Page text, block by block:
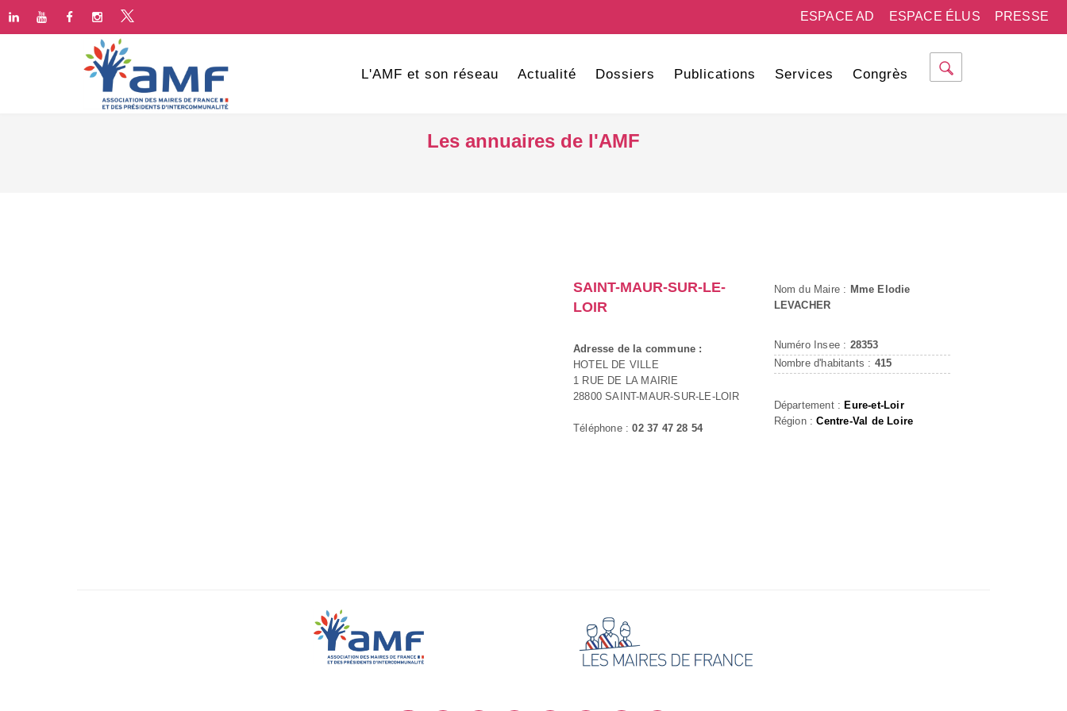
PRESSE
ESPACE ÉLUS
ESPACE AD
L'AMF et son réseau Actualité Dossiers Publications Services Congrès
Les annuaires de l'AMF
SAINT-MAUR-SUR-LE-
LOIR
Adresse de la commune :
HOTEL DE VILLE
1 RUE DE LA MAIRIE
28800 SAINT-MAUR-SUR-LE-LOIR
Téléphone :02 37 47 28 54
Nom du Maire : Mme Elodie
LEVACHER
Numéro Insee : 28353
Nombre d'habitants : 415
Département : Eure-et-Loir
Région :Centre-Val de Loire